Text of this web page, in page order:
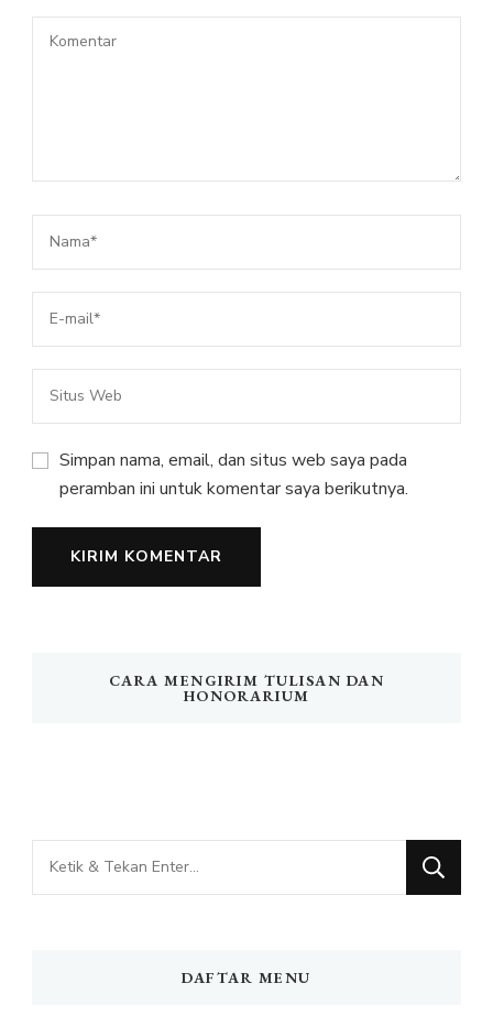
Simpan nama, email, dan situs web saya pada
peramban ini untuk komentar saya berikutnya.
CARA MENGIRIM TULISAN DAN
HONORARIUM
Mencari
Sesuatu?
DAFTAR MENU